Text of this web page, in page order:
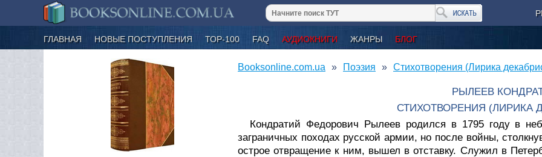
ГЛАВНАЯ НОВЫЕ ПОСТУПЛЕНИЯ ТОР-100 FAQ АУДИОКНИГИ ЖАНРЫ БЛОГ
Booksonline.com.ua Поэзия Стихотворения (Лирика
РЫЛЕЕВ
СТИХОТВОРЕНИЯ (ЛИРИКА
Кондратий Федорович Рылеев родился в 1795 году в
заграничных походах русской армии, но после войны,
острое отвращение к ним, вышел в отставку. Служил в